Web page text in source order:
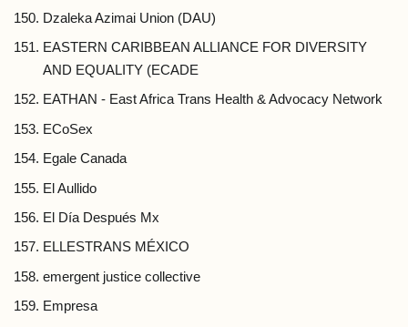
Dzaleka Azimai Union (DAU)
EASTERN CARIBBEAN ALLIANCE FOR DIVERSITY
AND EQUALITY (ECADE
EATHAN - East Africa Trans Health & Advocacy Network
ECoSex
Egale Canada
El Aullido
El Día Después Mx
ELLESTRANS MÉXICO
emergent justice collective
Empresa